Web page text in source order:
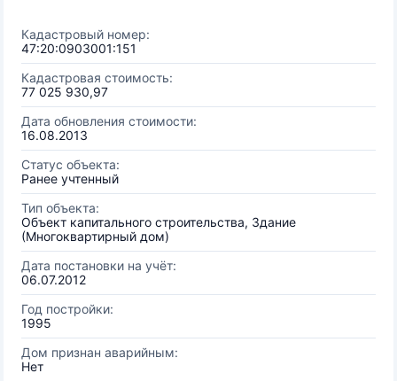
Кадастровый номер:
47:20:0903001:151
Кадастровая стоимость:
77 025 930,97
Дата обновления стоимости:
16.08.2013
Статус объекта:
Ранее учтенный
Тип объекта:
Объект капитального строительства, Здание
(Многоквартирный дом)
Дата постановки на учёт:
06.07.2012
Год постройки:
1995
Дом признан аварийным:
Нет